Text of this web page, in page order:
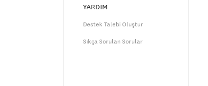
YARDIM
Destek Talebi Oluştur
Sıkça Sorulan Sorular